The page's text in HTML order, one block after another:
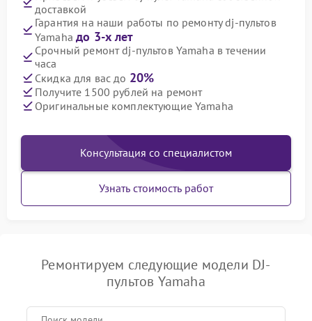
доставкой
Гарантия на наши работы по ремонту dj-пультов
Yamahaдо 3-х лет
Срочный ремонт dj-пультов Yamaha в течении
часа
Скидка для вас до 20%
Получите 1500 рублей на ремонт
Оригинальные комплектующие Yamaha
Консультация со специалистом
Узнать стоимость работ
Ремонтируем следующие модели DJ-
пультов Yamaha